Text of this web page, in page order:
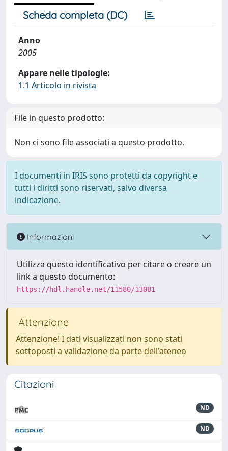
Scheda completa (DC)
Anno
2005
Appare nelle tipologie:
1.1 Articolo in rivista
File in questo prodotto:
Non ci sono file associati a questo prodotto.
I documenti in IRIS sono protetti da copyright e
tutti i diritti sono riservati, salvo diversa
indicazione.
Informazioni
Utilizza questo identificativo per citare o creare un
link a questo documento:
https://hdl.handle.net/11580/13081
Attenzione
Attenzione! I dati visualizzati non sono stati
sottoposti a validazione da parte dell'ateneo
Citazioni
ND
ND